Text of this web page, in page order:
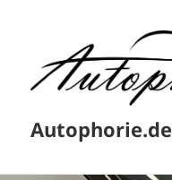
Autophorie.de